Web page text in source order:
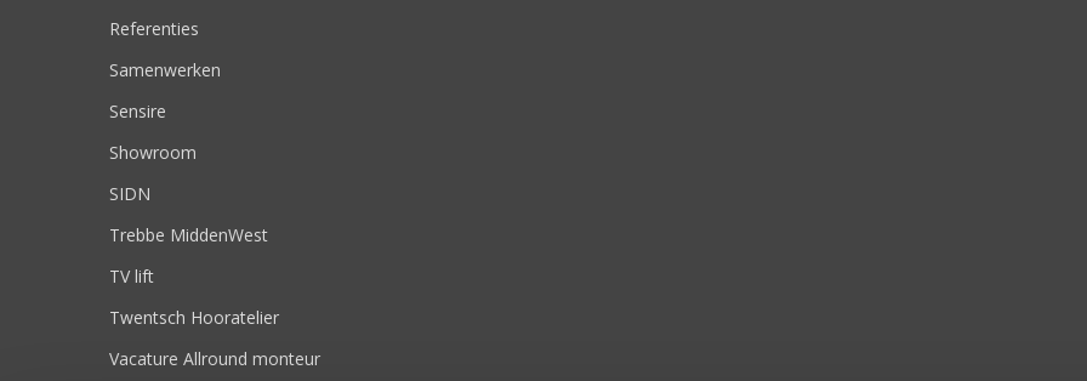
Referenties
Samenwerken
Sensire
Showroom
SIDN
Trebbe MiddenWest
TV lift
Twentsch Hooratelier
Vacature Allround monteur